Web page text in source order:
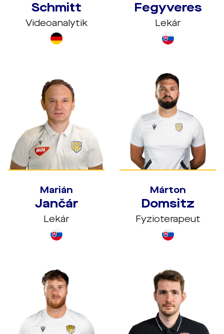
Schmitt
Videoanalytik
Fegyveres
Lekár
Marián
Jančár
Lekár
Márton
Domsitz
Fyzioterapeut